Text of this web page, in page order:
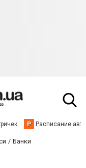
Р Расписание
Банки